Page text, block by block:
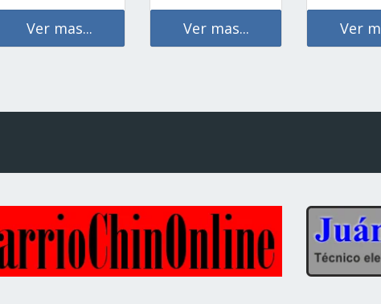
Ver mas... Ver mas... Ver